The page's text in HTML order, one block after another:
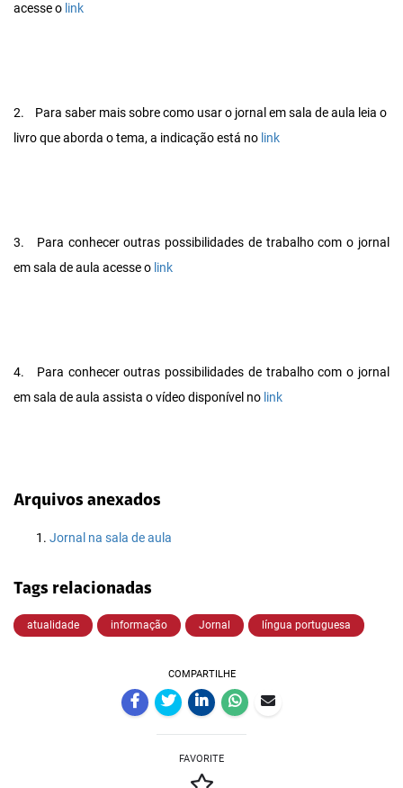
acesse o link
2.
Para saber mais sobre como usar o jornal em sala de aula leia o
livro que aborda o tema, a indicação está no link
3.
Para conhecer outras possibilidades de trabalho com o jornal
em sala de aula acesse o link
4.
Para conhecer outras possibilidades de trabalho com o jornal
em sala de aula assista o vídeo disponível no link
Arquivos anexados
Jornal na sala de aula
Tags relacionadas
atualidade informação Jornal língua portuguesa
COMPARTILHE
FAVORITE